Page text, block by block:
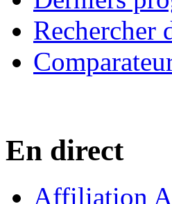
Rechercher
En direct
Affiliation